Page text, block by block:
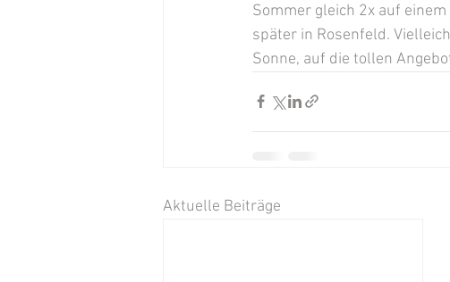
Sommer gleich 2x auf
später in Rosenfeld.
Sonne, auf die tollen
Aktuelle Beiträge